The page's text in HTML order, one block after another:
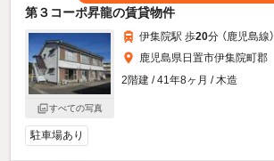
第３コーポ昇龍の賃貸物件
すべての写真
伊集院駅 歩20分 （鹿児島線）
鹿児島県日置市伊集院町郡
2階建 / 41年8ヶ月 / 木造
駐車場あり